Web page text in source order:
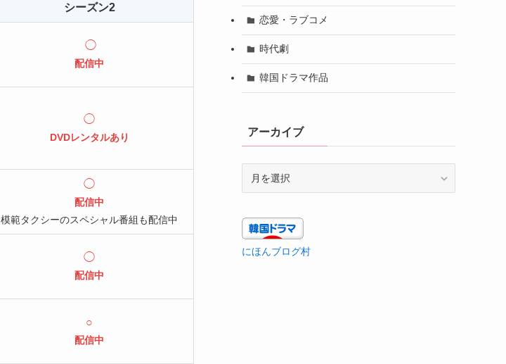
シーズン2
◯
配信中
◯
DVDレンタルあり
◯
配信中
模範タクシーのスペシャル番組も配信中
◯
配信中
○
配信中
恋愛・ラブコメ
時代劇
韓国ドラマ作品
アーカイブ
イ
ブ
にほんブログ村